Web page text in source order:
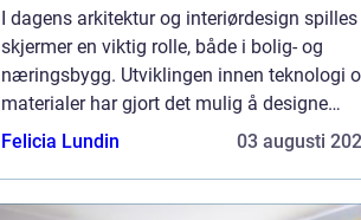
I dagens arkitektur og interiørdesign spilles
skjermer en viktig rolle, både i bolig- og
næringsbygg. Utviklingen innen teknologi
materialer har gjort det mulig å designe
screens som ikke bare er funksjonelle, men
Felicia Lundin 03 augusti